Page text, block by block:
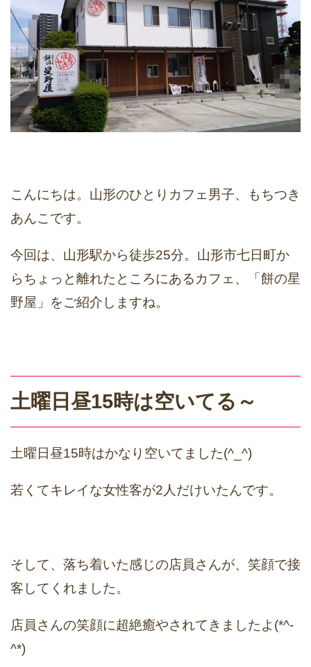
こんにちは。山形のひとりカフェ男子、もちつき
あんこです。
今回は、山形駅から徒歩25分。山形市七日町か
らちょっと離れたところにあるカフェ、「餅の星
野屋」をご紹介しますね。
土曜日昼15時は空いてる～
土曜日昼15時はかなり空いてました(^_^)
若くてキレイな女性客が2人だけいたんです。
そして、落ち着いた感じの店員さんが、笑顔で接
客してくれました。
店員さんの笑顔に超絶癒やされてきましたよ(*^-
^*)